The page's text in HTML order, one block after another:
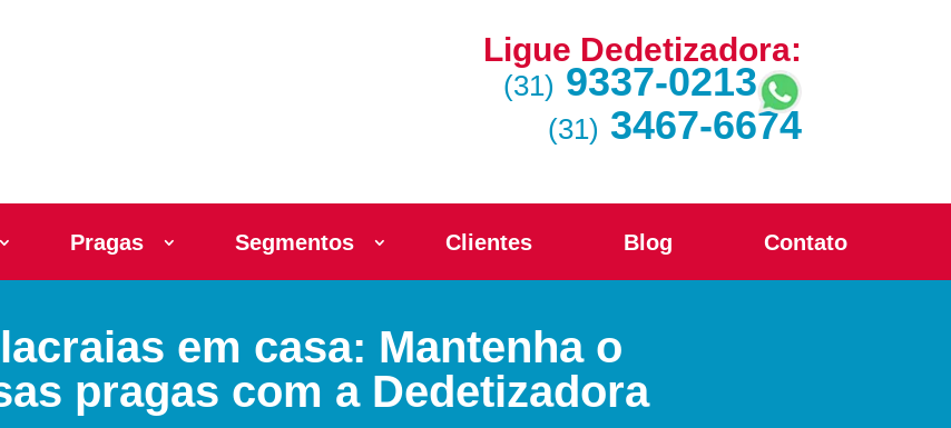
Ligue Dedetizadora:
(31) 9337-0213
(31) 3467-6674
Pragas Segmentos Clientes Blog Contato
em casa: Mantenha o
pragas com a Dedetizadora